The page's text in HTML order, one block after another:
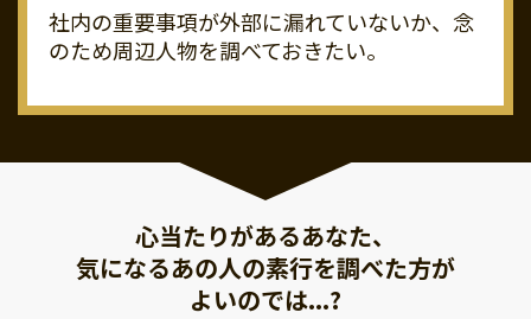
社内の重要事項が外部に漏れていないか、念
のため周辺人物を調べておきたい。
心当たりがあるあなた、
気になるあの人の素行を調べた方が
よいのでは...?